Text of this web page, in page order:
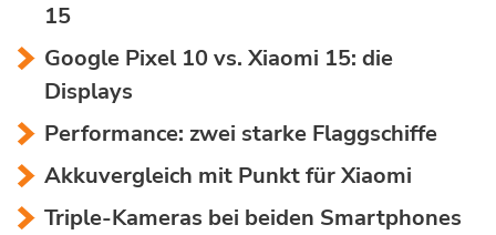
15
Google Pixel 10 vs. Xiaomi 15: die
Displays
Performance: zwei starke Flaggschiffe
Akkuvergleich mit Punkt für Xiaomi
Triple-Kameras bei beiden Smartphones